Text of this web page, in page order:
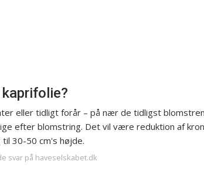
eller tidligt forår – på nær de tidligst
efter blomstring. Det vil være reduktion af
30-50 cm's højde.
svar på haveselskabet.dk